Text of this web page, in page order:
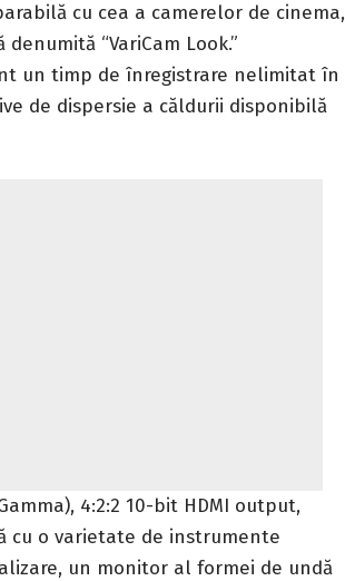
cu cea a camerelor de cinema,
“VariCam Look.”
un timp de înregistrare nelimitat în
de dispersie a căldurii disponibilă
4:2:2 10-bit HDMI output,
cu o varietate de instrumente
un monitor al formei de undă